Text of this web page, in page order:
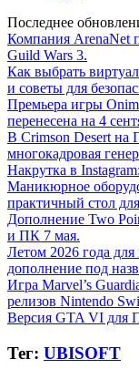
Последнее
Компания ArenaNet
Guild Wars 3.
Как выбрать
и советы для
Премьера игры
перенесена на 4
В Crimson Desert на
многокадровая
Накрутка в
Маникюрное
практичный стол
Дополнение Two
и ПК 7 мая.
Летом 2026 года
дополнение под
Игра Marvel’s
релизов Nintendo
Версия GTA VI для
Тег: UBISOFT